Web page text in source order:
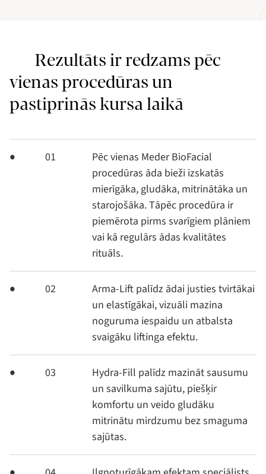
Rezultāts ir redzams pēc
vienas procedūras un
pastiprinās kursa laikā
01
Pēc vienas Meder BioFacial
procedūras āda bieži izskatās
mierīgāka, gludāka, mitrinātāka un
starojošāka. Tāpēc procedūra ir
piemērota pirms svarīgiem plāniem
vai kā regulārs ādas kvalitātes
rituāls.
02
Arma-Lift palīdz ādai justies tvirtākai
un elastīgākai, vizuāli mazina
noguruma iespaidu un atbalsta
svaigāku liftinga efektu.
03
Hydra-Fill palīdz mazināt sausumu
un savilkuma sajūtu, piešķir
komfortu un veido gludāku
mitrinātu mirdzumu bez smaguma
sajūtas.